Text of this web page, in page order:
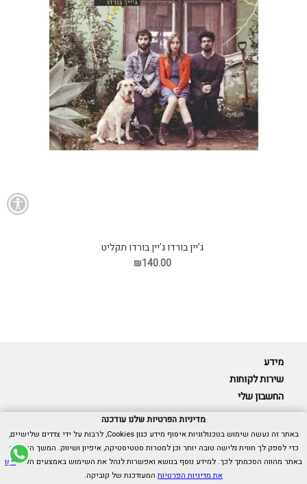
ג’יין בורדו ג’יין בורדו תקליט
₪140.00
מידע
שירות לקוחות
החשבון שלי
Cubica © כל הזכויות שמורות.
אנו כאן בשבילך -055-9511314
מדיניות הפרטיות שלנו עודכנה
באתר זה נעשה שימוש בטכנולוגיות איסוף מידע כגון Cookies, לרבות על ידי צדדים שלישיים,
כדי לספק לך חווית גלישה טובה יותר וכן למטרות סטטיסטיקה, איפיון ושיווק. המשך הגלישה
באתר מהווה הסכמתך לכך. למידע נוסף בנושא ואפשרות לנהל את השימוש באמצעים הללו,ראו
את מדיניות הפרטיותהמעודכנת של קוביקה.